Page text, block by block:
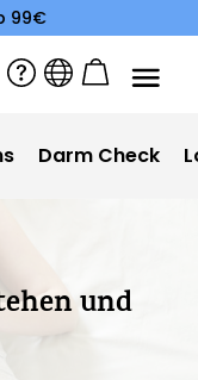
99€
Darm Check
und